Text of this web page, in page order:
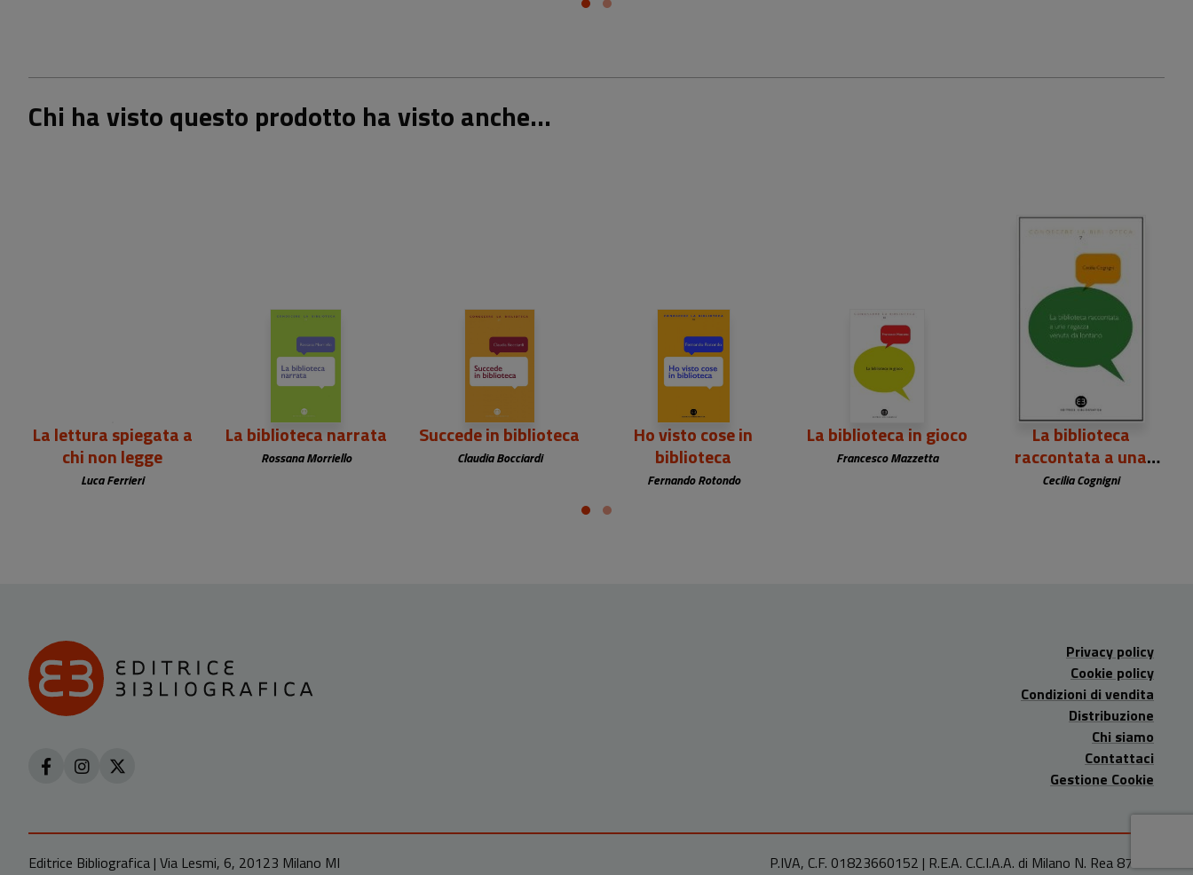
Chi ha visto questo prodotto ha visto anche...
La lettura spiegata a
chi non legge
Luca Ferrieri
13,00 €
La biblioteca narrata
Rossana Morriello
13,00 €
Succede in biblioteca
Claudia Bocciardi
13,00 €
Ho visto cose in
biblioteca
Fernando Rotondo
12,00 €
La biblioteca in gioco
Francesco Mazzetta
12,00 €
La biblioteca
raccontata a una
ragazza venuta da
Cecilia Cognigni
Privacy policy
Cookie policy
Condizioni di vendita
Distribuzione
Chi siamo
Contattaci
Gestione Cookie
Editrice Bibliografica | Via Lesmi, 6, 20123 Milano MI P.IVA, C.F. 01823660152 | R.E.A. C.C.I.A.A. di Milano N. Rea 878486